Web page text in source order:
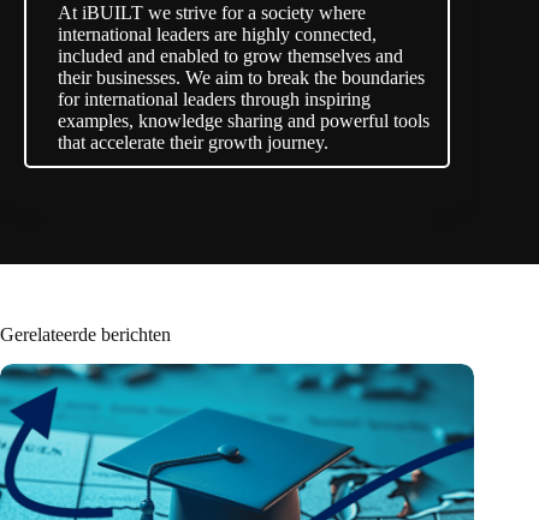
At iBUILT we strive for a society where
international leaders are highly connected,
included and enabled to grow themselves and
their businesses. We aim to break the boundaries
for international leaders through inspiring
examples, knowledge sharing and powerful tools
that accelerate their growth journey.
Gerelateerde berichten